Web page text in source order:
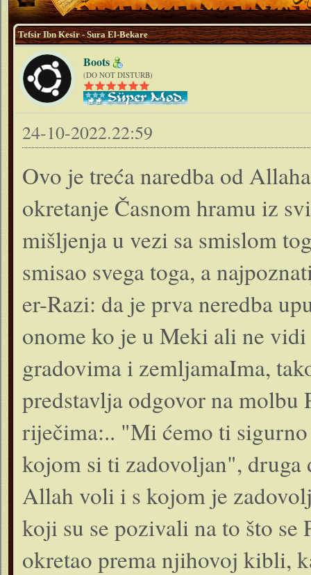
Tefsir Ibn Kesir - Sura El-Bekare
Boots
(DO NOT DISTURB)
24-10-2022.22:59
Ovo je treća naredba od
okretanje Časnom hramu iz
mišljenja u vezi sa smislom
smisao svega toga, a
er-Razi: da je prva neredba
onome ko je u Meki ali ne
gradovima i zemljamaIma,
predstavlja odgovor na molbu
riječima:.. "Mi ćemo ti
kojom si ti zadovoljan", druga
Allah voli i s kojom je
koji su se pozivali na to što
okretao prema njihovoj kibli,